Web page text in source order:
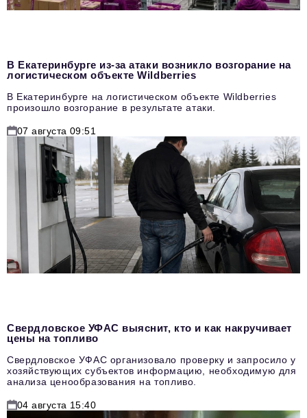
В Екатеринбурге из-за атаки возникло возгорание на
логистическом объекте Wildberries
В Екатеринбурге на логистическом объекте Wildberries
произошло возгорание в результате атаки.
07 августа 09:51
Свердловское УФАС выяснит, кто и как накручивает
цены на топливо
Свердловское УФАС организовало проверку и запросило у
хозяйствующих субъектов информацию, необходимую для
анализа ценообразования на топливо.
04 августа 15:40